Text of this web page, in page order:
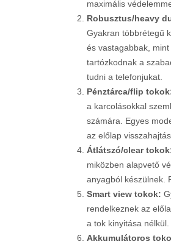
maximális
Robusztus/heavy
Gyakran többrétegű
és vastagabbak,
tartózkodnak a
tudni a telefonjukat.
Pénztárca/flip
a karcolásokkal
számára. Egyes
az előlap
Átlátszó/clear
miközben alapvető
anyagból készülnek.
Smart view tokok:
rendelkeznek az
a tok kinyitása
Akkumulátoros